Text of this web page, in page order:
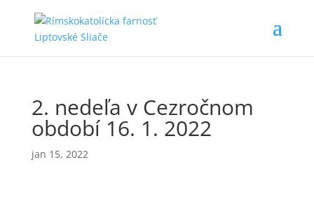
2. nedeľa v Cezročnom
období 16. 1. 2022
jan 15, 2022